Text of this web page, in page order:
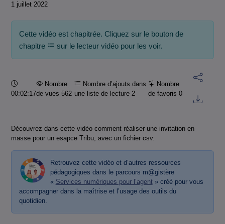
1 juillet 2022
Cette vidéo est chapitrée. Cliquez sur le bouton de
chapitre
sur le lecteur vidéo pour les voir.
Durée :
00:02:17
Nombre
de vues 562
Nombre d’ajouts dans
une liste de lecture 2
Nombre
de favoris0
Découvrez dans cette vidéo comment réaliser une invitation en
masse pour un esapce Tribu, avec un fichier csv.
Retrouvez cette vidéo et d’autres ressources
pédagogiques dans le parcours m@gistère
« Services numériques pour l’agent» créé pour vous
accompagner dans la maîtrise et l’usage des outils du
quotidien.